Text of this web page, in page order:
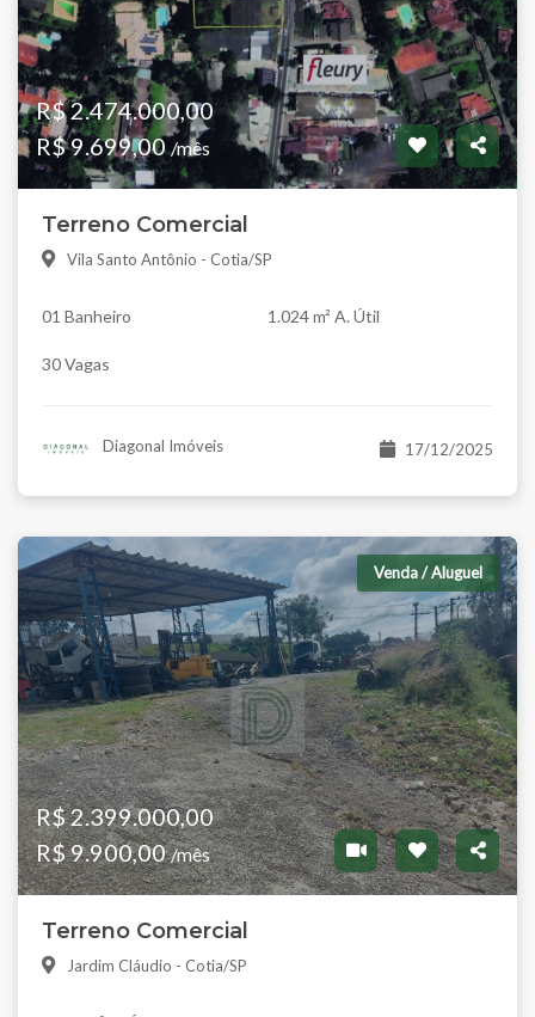
R$ 2.474.000,00
R$ 9.699,00/mês
Terreno Comercial
Vila Santo Antônio - Cotia/SP
01 Banheiro 1.024 m² A. Útil
30 Vagas
Diagonal Imóveis 17/12/2025
Venda / Aluguel
R$ 2.399.000,00
R$ 9.900,00/mês
Terreno Comercial
Jardim Cláudio - Cotia/SP